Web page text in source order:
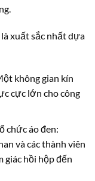
xuất sắc nhất dựa
không gian kín
cực lớn cho công
chức áo đen:
và các thành viên
giác hồi hộp đến